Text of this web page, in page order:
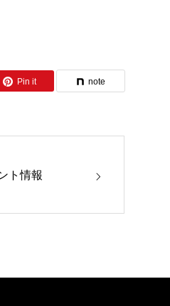
Pin it note
ト情報